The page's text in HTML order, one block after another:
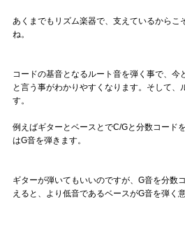
あくまでもリズム楽器で、支えているからこ
ね。
コードの基音となるルート音を弾く事で、今
と言う事がわかりやすくなります。そして、
す。
例えばギターとベースとでC/Gと分数コード
はG音を弾きます。
ギターが弾いてもいいのですが、G音を分数
えると、より低音であるベースがG音を弾く